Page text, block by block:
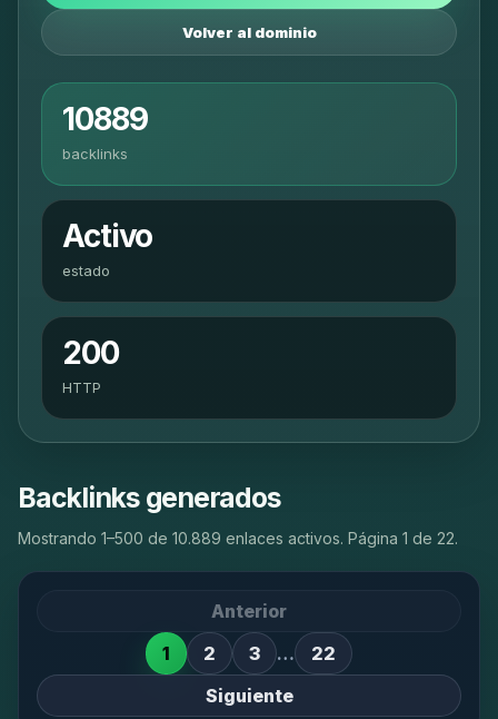
Volver al dominio
10889
backlinks
Activo
estado
200
HTTP
Backlinks generados
Mostrando 1–500 de 10.889 enlaces activos. Página 1 de 22.
Anterior
1
2 3 …
22
Siguiente